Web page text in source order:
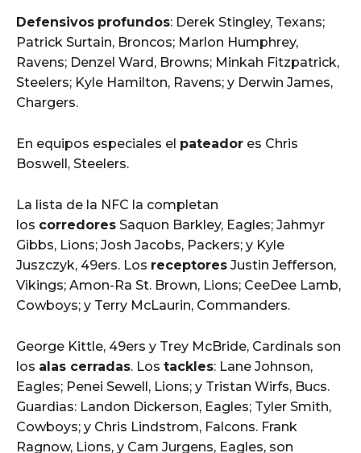
Defensivos profundos: Derek Stingley, Texans;
Patrick Surtain, Broncos; Marlon Humphrey,
Ravens; Denzel Ward, Browns; Minkah Fitzpatrick,
Steelers; Kyle Hamilton, Ravens; y Derwin James,
Chargers.
En equipos especiales el pateador es Chris
Boswell, Steelers.
La lista de la NFC la completan
los corredores Saquon Barkley, Eagles; Jahmyr
Gibbs, Lions; Josh Jacobs, Packers; y Kyle
Juszczyk, 49ers. Los receptores Justin Jefferson,
Vikings; Amon-Ra St. Brown, Lions; CeeDee Lamb,
Cowboys; y Terry McLaurin, Commanders.
George Kittle, 49ers y Trey McBride, Cardinals son
los alas cerradas. Los tackles: Lane Johnson,
Eagles; Penei Sewell, Lions; y Tristan Wirfs, Bucs.
Guardias: Landon Dickerson, Eagles; Tyler Smith,
Cowboys; y Chris Lindstrom, Falcons. Frank
Ragnow, Lions, y Cam Jurgens, Eagles, son